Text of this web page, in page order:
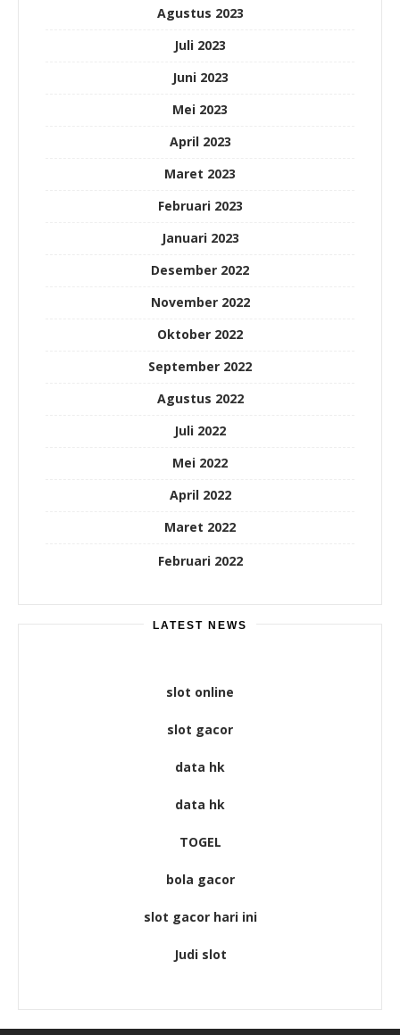
Agustus 2023
Juli 2023
Juni 2023
Mei 2023
April 2023
Maret 2023
Februari 2023
Januari 2023
Desember 2022
November 2022
Oktober 2022
September 2022
Agustus 2022
Juli 2022
Mei 2022
April 2022
Maret 2022
Februari 2022
LATEST NEWS
slot online
slot gacor
data hk
data hk
TOGEL
bola gacor
slot gacor hari ini
Judi slot